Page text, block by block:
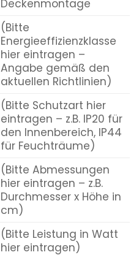
Deckenmontage
(Bitte
Energieeffizienzklasse
hier eintragen –
Angabe gemäß den
aktuellen Richtlinien)
(Bitte Schutzart hier
eintragen – z.B. IP20 für
den Innenbereich, IP44
für Feuchträume)
(Bitte Abmessungen
hier eintragen – z.B.
Durchmesser x Höhe in
cm)
(Bitte Leistung in Watt
hier eintragen)